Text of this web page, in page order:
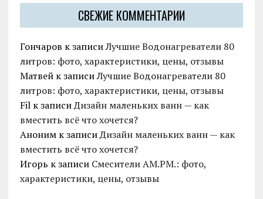
СВЕЖИЕ КОММЕНТАРИИ
Гончаров к записиЛучшие Водонагреватели 80
литров: фото, характеристики, цены, отзывы
Матвейк записиЛучшие Водонагреватели 80
литров: фото, характеристики, цены, отзывы
Filк записиДизайн маленьких ванн — как
вместить всё что хочется?
Анонимк записиДизайн маленьких ванн — как
вместить всё что хочется?
Игорь к записи Смесители AM.PM.: фото,
характеристики, цены, отзывы